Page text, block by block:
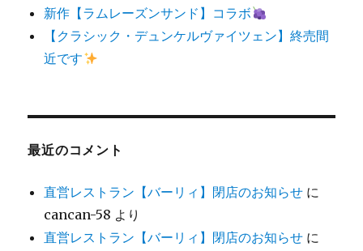
新作【ラムレーズンサンド】コラボ
【クラシック・デュンケルヴァイツェン】終売間
近です
最近のコメント
直営レストラン【バーリィ】閉店のお知らせ に
cancan-58 より
直営レストラン【バーリィ】閉店のお知らせ に